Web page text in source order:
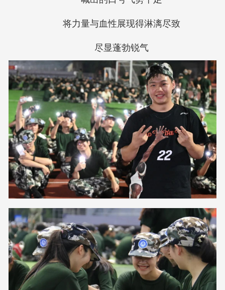
将力量与血性展现得淋漓尽致
尽显蓬勃锐气